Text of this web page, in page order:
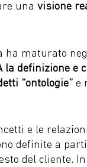
una visione
ha maturato
la definizione e
“ontologie” e
e le
definite a
del cliente.